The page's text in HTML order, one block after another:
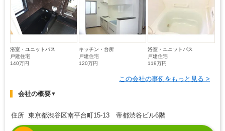
浴室・ユニットバス
戸建住宅
140万円
キッチン・台所
戸建住宅
120万円
浴室・ユニットバス
戸建住宅
119万円
この会社の事例をもっと見る >
会社の概要▼
住所 東京都渋谷区南平台町15-13 帝都渋谷ビル6階